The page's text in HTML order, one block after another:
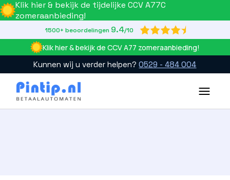
Klik hier & bekijk de tijdelijke CCV A77C
zomeraanbieding!
1500+ beoordelingen 9.4/10 
Klik hier & bekijk de CCV A77 zomeraanbieding!
Kunnen wij u verder helpen?0529 - 484 004